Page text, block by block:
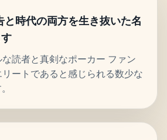
時代の両方を生き抜いた名
読者と真剣なポーカー ファン
ートであると感じられる数少な